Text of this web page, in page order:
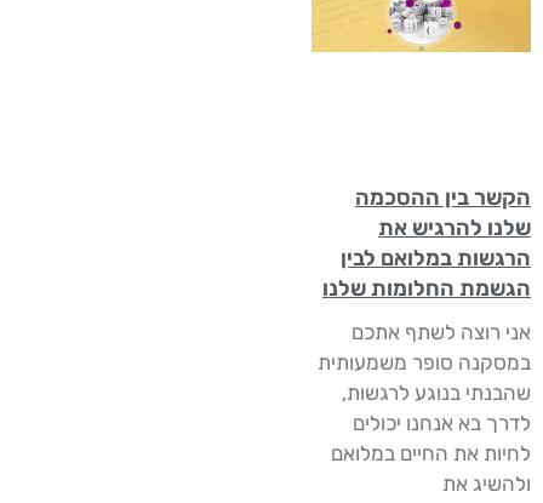
הקשר בין ההסכמה
שלנו להרגיש את
הרגשות במלואם לבין
הגשמת החלומות שלנו
אני רוצה לשתף אתכם
במסקנה סופר משמעותית
שהבנתי בנוגע לרגשות,
לדרך בא אנחנו יכולים
לחיות את החיים במלואם
ולהשיג את